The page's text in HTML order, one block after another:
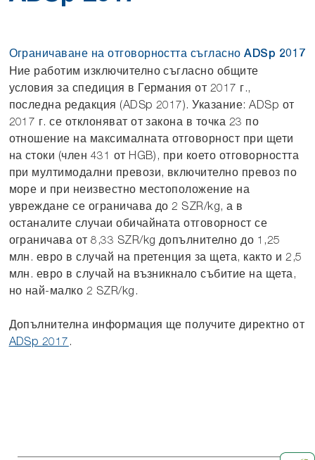
Ограничаване на отговорността съгласно ADSp 2017
Ние работим изключително съгласно общите
условия за спедиция в Германия от 2017 г.,
последна редакция (ADSp 2017). Указание: ADSp от
2017 г. се отклоняват от закона в точка 23 по
отношение на максималната отговорност при щети
на стоки (член 431 от HGB), при което отговорността
при мултимодални превози, включително превоз по
море и при неизвестно местоположение на
увреждане се ограничава до 2 SZR/kg, а в
останалите случаи обичайната отговорност се
ограничава от 8,33 SZR/kg допълнително до 1,25
млн. евро в случай на претенция за щета, както и 2,5
млн. евро в случай на възникнало събитие на щета,
но най-малко 2 SZR/kg.
Допълнителна информация ще получите директно от
ADSp 2017 .